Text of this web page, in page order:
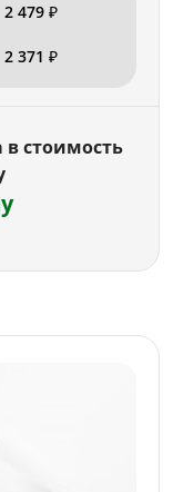
2 479 ₽
2 371 ₽
в стоимость